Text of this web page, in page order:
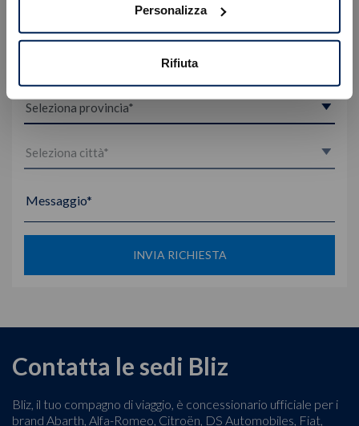
Personalizza
Rifiuta
Messaggio*
INVIA RICHIESTA
Contatta le sedi Bliz
Bliz, il tuo compagno di viaggio, è concessionario ufficiale per i
brand Abarth, Alfa-Romeo, Citroën, DS Automobiles, Fiat,